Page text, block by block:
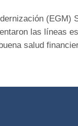
(EGM)
las líneas
salud